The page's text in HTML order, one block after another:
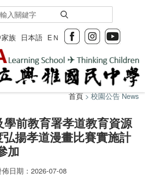
族 日本語 EＮ
前教育署孝道教育資源
揚孝道漫畫比賽實施計
加
首頁> 校園公告 News
日期：2026-07-08